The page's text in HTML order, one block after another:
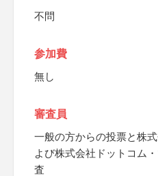
不問
参加費
無し
審査員
一般の方からの投票と株
よび株式会社ドットコム
査